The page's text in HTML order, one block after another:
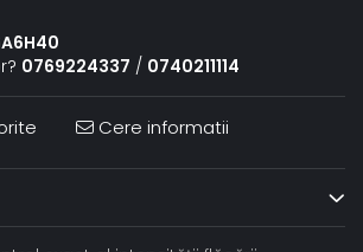
0769224337 / 0740211114
Cere informatii